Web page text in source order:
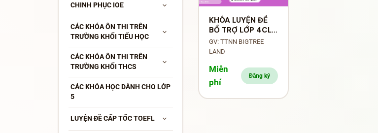
CHINH PHỤC IOE
CÁC KHÓA ÔN THI TRÊN
TRƯỜNG KHỐI TIỂU HỌC
CÁC KHÓA ÔN THI TRÊN
TRƯỜNG KHỐI THCS
CÁC KHÓA HỌC DÀNH CHO LỚP
5
LUYỆN ĐỀ CẤP TỐC TOEFL
KHÓA LUYỆN ĐỀ
BỔ TRỢ LỚP 4CLC
NC
GV: TTNN BIGTREE
LAND
Miễn
phí
Đăng ký